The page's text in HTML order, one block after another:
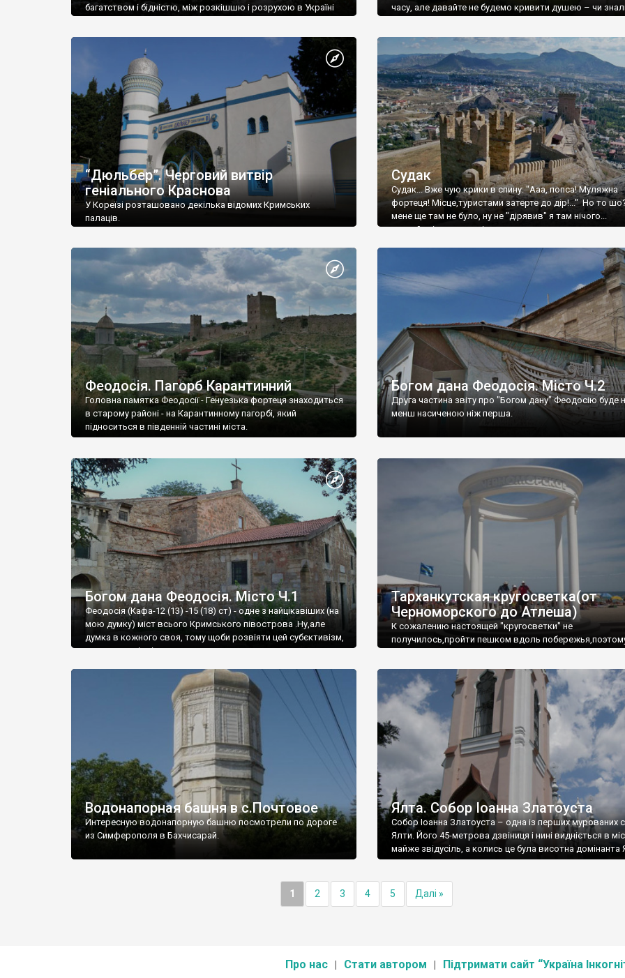
багатством і бідністю, між розкішшю і розрухою в Україні
часу, але давайте не будемо кривити душею – чи
“Дюльбер”. Черговий витвір
геніального Краснова
У Кореїзі розташовано декілька відомих Кримських
палаців.
Судак
Судак... Вже чую крики в спину: "Ааа, попса! Муляжна
фортеця! Місце,туристами затерте до дір!..." Но то
мене ще там не було, ну не "дірявив" я там нічого...
принаймні до цього літа.
Феодосія. Пагорб Карантинний
Головна памятка Феодосії - Генуезька фортеця знаходиться
в старому районі - на Карантинному пагорбі, який
підноситься в південній частині міста.
Богом дана Феодосія. Місто Ч.2
Друга частина звіту про "Богом дану" Феодосію буде
менш насиченою ніж перша.
Богом дана Феодосія. Місто Ч.1
Феодосія (Кафа-12 (13) -15 (18) ст) - одне з найцікавіших (на
мою думку) міст всього Кримського півострова .Ну,але
думка в кожного своя, тому щоби розвіяти цей субєктивізм,
запрошую відвідати це
Тарханкутская кругосветка(от
Черноморского до Атлеша)
К сожалению настоящей "кругосветки" не
получилось,пройти пешком вдоль
Водонапорная башня в с.Почтовое
Интересную водонапорную башню посмотрели по дороге
из Симферополя в Бахчисарай.
Ялта. Собор Іоанна Златоуста
Собор Іоанна Златоуста – одна із перших мурованих
Ялти. Його 45-метрова дзвіниця і нині видніється в
майже звідусіль, а колись це була висотна домінанта
1 2 3 4 5 Далі »
Про нас Стати автором Підтримати сайт “Україна